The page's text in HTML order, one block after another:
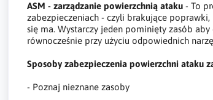
ASM - zarządzanie powierzchnią ataku - To
zabezpieczeniach - czyli brakujące
się ma. Wystarczy jeden pominięty zasób
równocześnie przy użyciu odpowiednich
Sposoby zabezpieczenia powierzchni ataku
- Poznaj nieznane zasoby